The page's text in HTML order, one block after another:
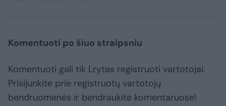
Komentuoti po šiuo straipsniu
Komentuoti gali tik Lrytas registruoti vartotojai.
Prisijunkite prie registruotų vartotojų
bendruomenės ir bendraukite komentaruose!